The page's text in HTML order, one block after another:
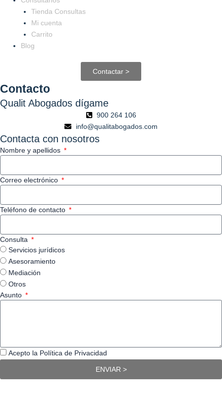
Tienda Consultas
Mi cuenta
Carrito
Blog
Contactar >
Contacto
Qualit Abogados dígame
900 264 106
info@qualitabogados.com
Contacta con nosotros
Nombre y apellidos
Correo electrónico
Teléfono de contacto
Consulta
Servicios jurídicos
Asesoramiento
Mediación
Otros
Asunto
Acepto la Política de Privacidad
ENVIAR >